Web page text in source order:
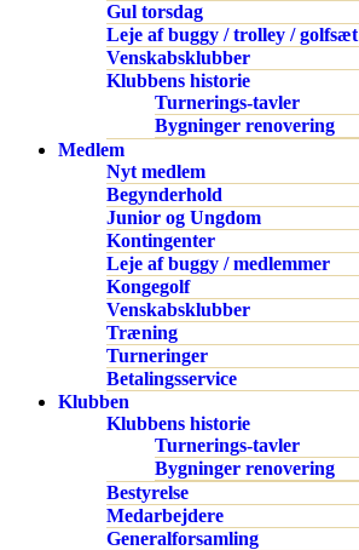
Gul torsdag
Leje af buggy / trolley / golfsæt
Venskabsklubber
Klubbens historie
Turnerings-tavler
Bygninger renovering
Medlem
Nyt medlem
Begynderhold
Junior og Ungdom
Kontingenter
Leje af buggy / medlemmer
Kongegolf
Venskabsklubber
Træning
Turneringer
Betalingsservice
Klubben
Klubbens historie
Turnerings-tavler
Bygninger renovering
Bestyrelse
Medarbejdere
Generalforsamling